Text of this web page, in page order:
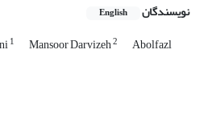
نویسندگان English
1 Mansoor Darvizeh2 Abolfazl